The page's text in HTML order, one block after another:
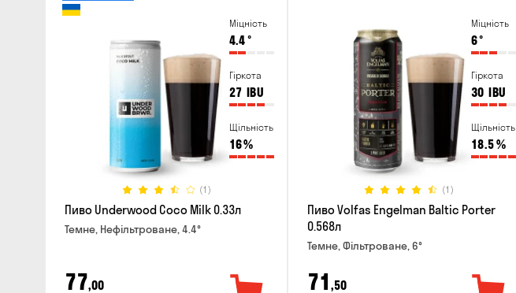
Міцність
4.4°
Гіркота
27 IBU
Щільність
16%
(1)
Пиво Underwood Coco Milk 0.33л
Темне, Нефільтроване, 4.4°
77,00
Міцність
6°
Гіркота
30 IBU
Щільність
18.5%
(1)
Пиво Volfas Engelman Baltic Porter
0.568л
Темне, Фільтроване, 6°
71 ,50